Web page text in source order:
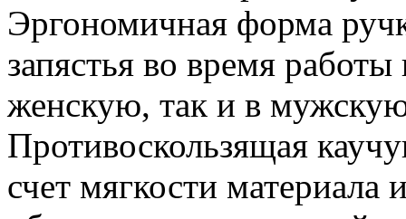
Эргономичная форма
запястья во время
женскую, так и в
Противоскользящая
счет мягкости